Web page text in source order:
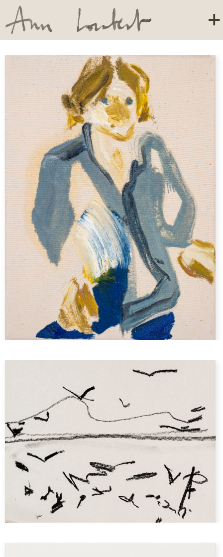
A visage découvert
Qui vive
Marges
Je ne sais pas ce que c’est